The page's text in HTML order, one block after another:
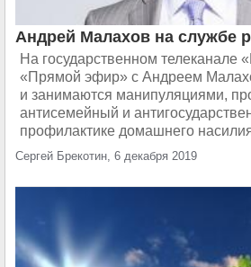
Андрей Малахов на службе
На государственном телеканале
«Прямой эфир» с Андреем
и занимаются манипуляциями,
антисемейный и
профилактике домашнего
Сергей Брекотин, 6 декабря 2019